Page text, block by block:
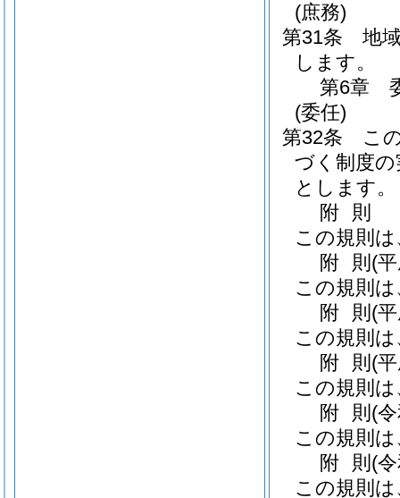
(庶務)
第31条
地
します。
第6章
(委任)
第32条
こ
づく制度
とします。
附 則
この規則
附 則 (
この規則
附 則 (
この規則
附 則 (
この規則
附 則 (
この規則
附 則 (
この規則